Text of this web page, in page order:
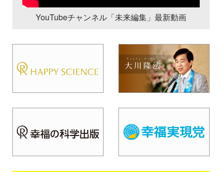
YouTubeチャンネル「未来編集」最新動画